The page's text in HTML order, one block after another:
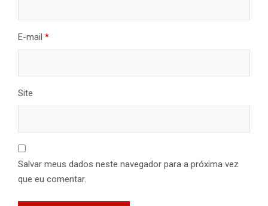
E-mail *
Site
Salvar meus dados neste navegador para a próxima vez
que eu comentar.